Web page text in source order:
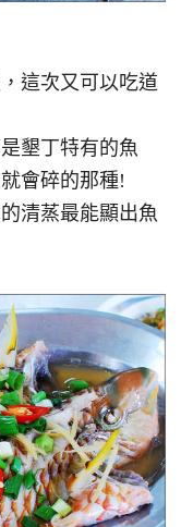
這次又可以吃道
墾丁特有的魚
會碎的那種!
清蒸最能顯出魚